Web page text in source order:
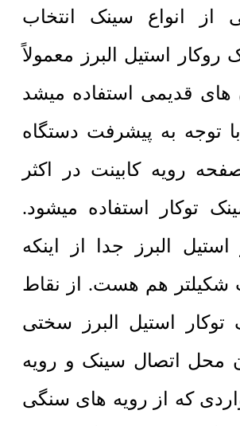
از انواع سینک انتخاب
روکار استیل البرز معمولاً
های قدیمی استفاده میشد
با توجه به پیشرفت دستگاه
رویه کابینت در اکثر
توکار استفاده میشود.
البرز جدا از اینکه
شکیلتر هم هست. از نقاط
استیل البرز سختی
محل اتصال سینک و رویه
که از رویه های سنگی